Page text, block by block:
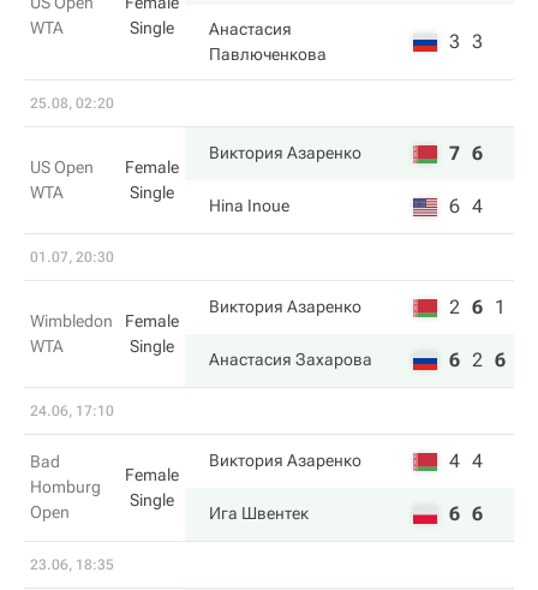
WTA
Single
Анастасия
Павлюченкова
3 3
25.08, 02:20
US Open
WTA
Female
Single
Виктория Азаренко 7 6
Hina Inoue 6 4
01.07, 20:30
Wimbledon
WTA
Female
Single
Виктория Азаренко 2 6 1
Анастасия Захарова 6 2 6
24.06, 17:10
Bad
Homburg
Open
Female
Single
Виктория Азаренко 4 4
Ига Швентек 6 6
23.06, 18:35